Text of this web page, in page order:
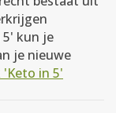
kun je
je nieuwe
'Keto in 5'